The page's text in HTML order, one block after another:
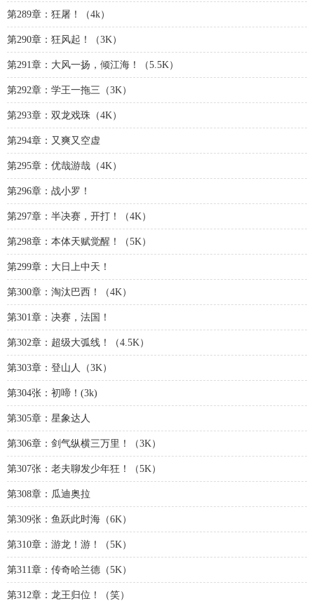
第289章：狂屠！（4k）
第290章：狂风起！（3K）
第291章：大风一扬，倾江海！（5.5K）
第292章：学王一拖三（3K）
第293章：双龙戏珠（4K）
第294章：又爽又空虚
第295章：优哉游哉（4K）
第296章：战小罗！
第297章：半决赛，开打！（4K）
第298章：本体天赋觉醒！（5K）
第299章：大日上中天！
第300章：淘汰巴西！（4K）
第301章：决赛，法国！
第302章：超级大弧线！（4.5K）
第303章：登山人（3K）
第304张：初啼！(3k)
第305章：星象达人
第306章：剑气纵横三万里！（3K）
第307张：老夫聊发少年狂！（5K）
第308章：瓜迪奥拉
第309张：鱼跃此时海（6K）
第310章：游龙！游！（5K）
第311章：传奇哈兰德（5K）
第312章：龙王归位！（笑）